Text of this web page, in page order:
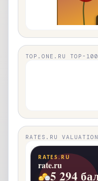
TOP.ONE.RU TOP-100
RATES.RU VALUATION